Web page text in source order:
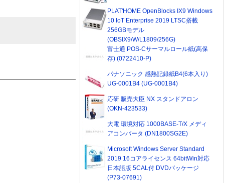
PLAT'HOME OpenBlocks IX9 Windows
10 IoT Enterprise 2019 LTSC搭載
256GBモデル
(OBSIX9/W/L1809/256G)
富士通 POS-Cサーマルロール紙(高保
存) (0722410-P)
パナソニック 感熱記録紙B4(6本入り)
UG-0001B4 (UG-0001B4)
応研 販売大臣 NX スタンドアロン
(OKN-423533)
大電 環境対応 1000BASE-T/X メディ
アコンバータ (DN1800SG2E)
Microsoft Windows Server Standard
2019 16コアライセンス 64bitWin対応
日本語版 5CAL付 DVDパッケージ
(P73-07691)